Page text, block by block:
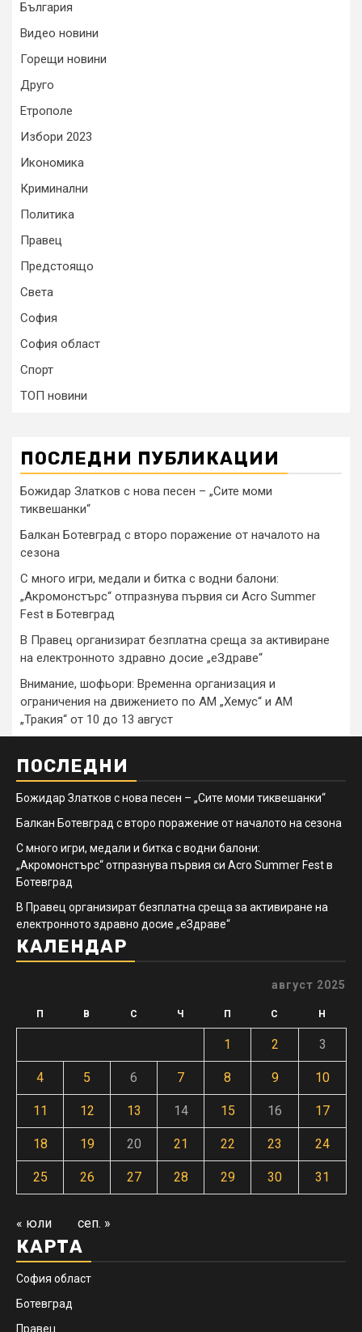
България
Видео новини
Горещи новини
Друго
Етрополе
Избори 2023
Икономика
Криминални
Политика
Правец
Предстоящо
Света
София
София област
Спорт
ТОП новини
ПОСЛЕДНИ ПУБЛИКАЦИИ
Божидар Златков с нова песен – „Сите моми
тиквешанки“
Балкан Ботевград с второ поражение от началото на
сезона
С много игри, медали и битка с водни балони:
„Акромонстърс“ отпразнува първия си Acro Summer
Fest в Ботевград
В Правец организират безплатна среща за активиране
на електронното здравно досие „еЗдраве“
Внимание, шофьори: Временна организация и
ограничения на движението по АМ „Хемус“ и АМ
„Тракия“ от 10 до 13 август
ПОСЛЕДНИ
Божидар Златков с нова песен – „Сите моми тиквешанки“
Балкан Ботевград с второ поражение от началото на сезона
С много игри, медали и битка с водни балони:
„Акромонстърс“ отпразнува първия си Acro Summer Fest в
Ботевград
В Правец организират безплатна среща за активиране на
електронното здравно досие „еЗдраве“
КАЛЕНДАР
август 2025
П В С Ч П С Н
1 2 3
4 5 6 7 8 9 10
11 12 13 14 15 16 17
18 19 20 21 22 23 24
25 26 27 28 29 30 31
« юли сеп. »
КАРТА
София област
Ботевград
Правец